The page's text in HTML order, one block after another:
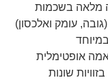
מלאה בשכמות
אופטימלית
שונות